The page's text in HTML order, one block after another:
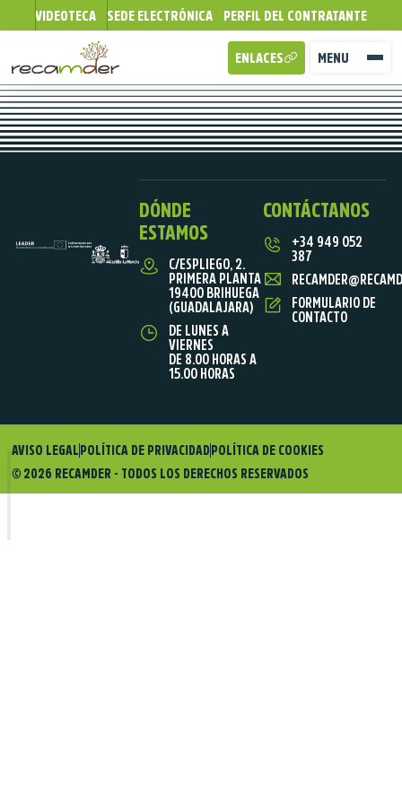
VIDEOTECA SEDE ELECTRÓNICA PERFIL DEL CONTRATANTE
MENU
ENLACES
DÓNDE
ESTAMOS
C/ESPLIEGO, 2.
PRIMERA PLANTA
19400 BRIHUEGA
(GUADALAJARA)
DE LUNES A
VIERNES
DE 8.00 HORAS A
15.00 HORAS
CONTÁCTANOS
+34 949 052
387
FORMULARIO DE
CONTACTO
© 2026 RECAMDER - TODOS LOS DERECHOS RESERVADOS
AVISO LEGAL POLÍTICA DE PRIVACIDAD POLÍTICA DE COOKIES